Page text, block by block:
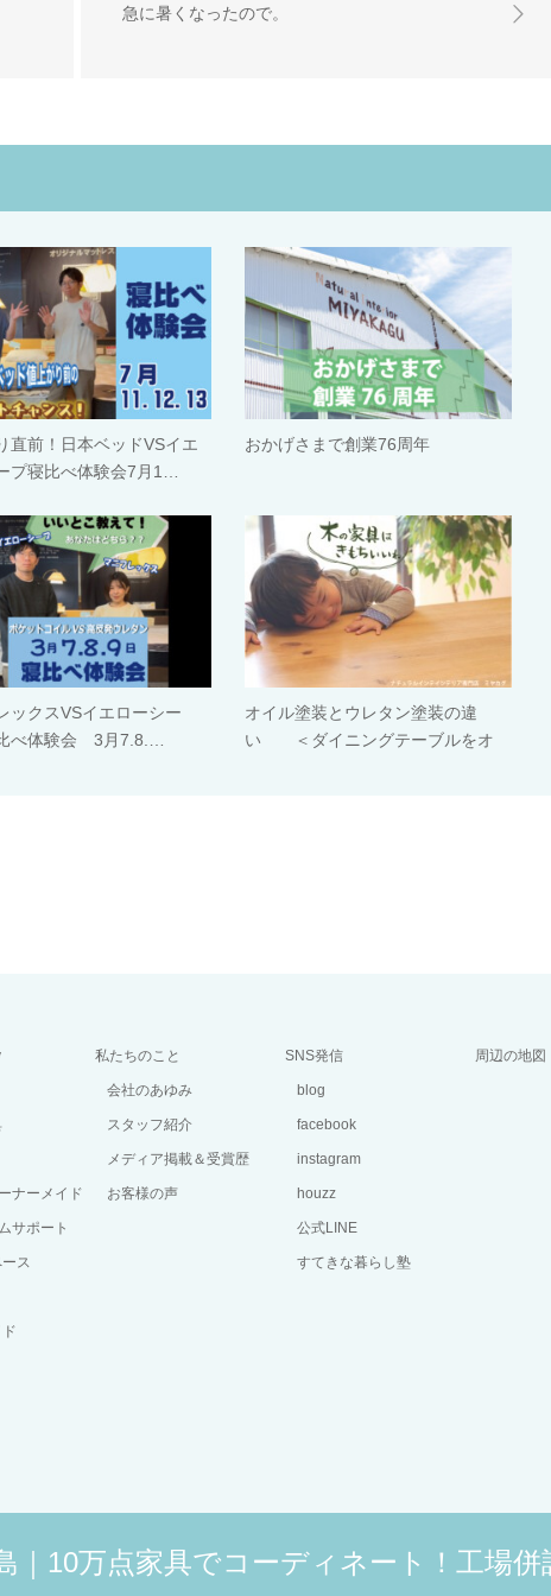
急に暑くなったので。
直前！日本ベッドVSイエ
プ寝比べ体験会7月1…
おかげさまで創業76周年
ックスVSイエローシー
べ体験会 3月7.8.…
オイル塗装とウレタン塗装の違
い ＜ダイニングテーブルをオ
ナーメイド
サポート
ス
私たちのこと
会社のあゆみ
スタッフ紹介
メディア掲載＆受賞歴
お客様の声
SNS発信
blog
facebook
instagram
houzz
公式LINE
すてきな暮らし塾
周辺の地図
｜10万点家具でコーディネート！工場